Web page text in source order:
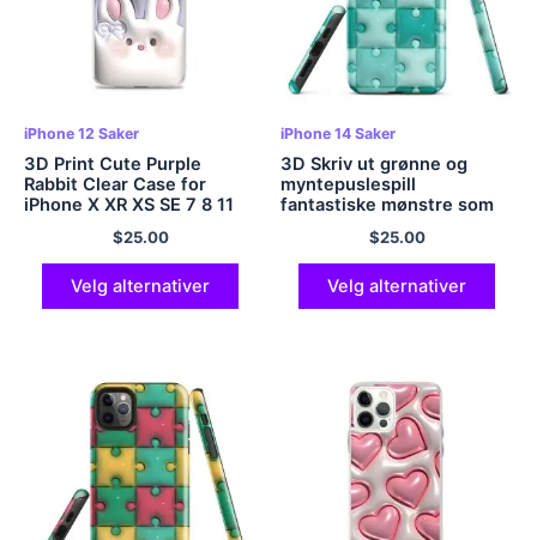
iPhone 12 Saker
3D Print Cute Purple
Rabbit Clear Case for
iPhone X XR XS SE 7 8 11
12 13 14 15 Pro Mini Plus
$25.00
Velg alternativer
iPhone 14 Saker
3D Skriv ut grønne og
myntepuslespill
fantastiske mønstre som
skaper en realistisk og
levende illusjon på
telefonen din
$25.00
Velg alternativer